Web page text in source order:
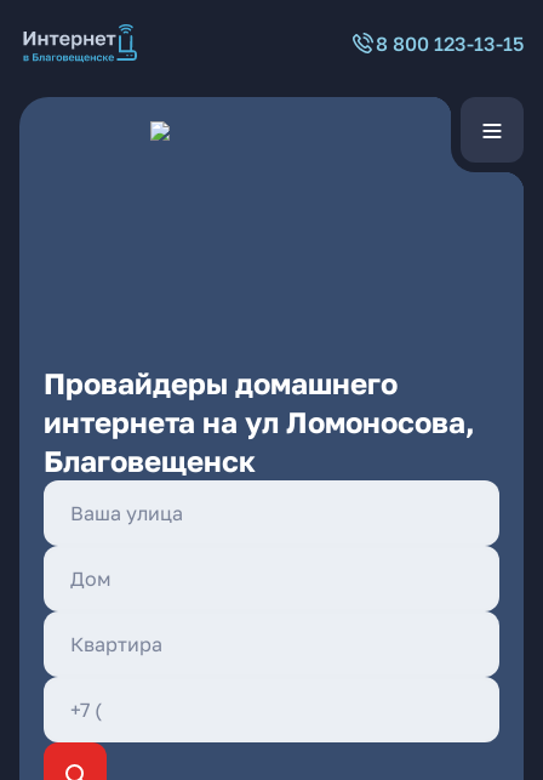
8 800 123-13-15
Провайдеры домашнего
интернета на ул Ломоносова,
Благовещенск